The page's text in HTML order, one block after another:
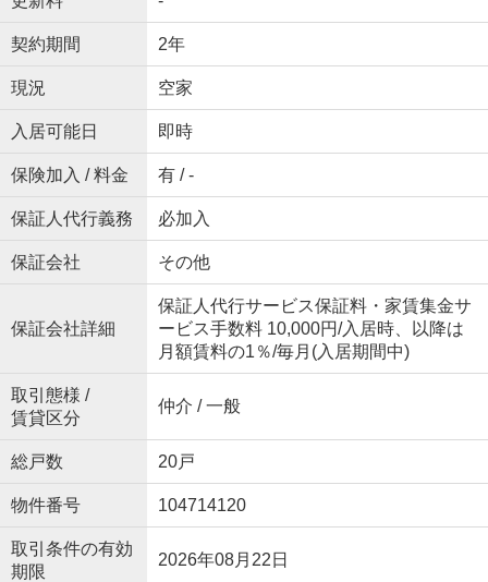
契約期間 2年
現況 空家
入居可能日 即時
保険加入 / 料金 有 / -
保証人代行義務 必加入
保証会社 その他
保証会社詳細
保証人代行サービス保証料・家賃集金サ
ービス手数料 10,000円/入居時、以降は
月額賃料の1％/毎月(入居期間中)
取引態様 /
賃貸区分
仲介 / 一般
総戸数 20戸
物件番号 104714120
取引条件の有効
期限
2026年08月22日